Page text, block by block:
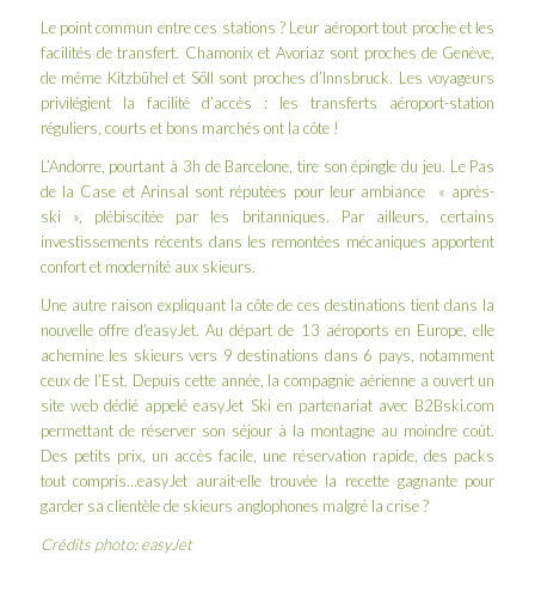
Le point commun entre ces stations ? Leur aéroport tout proche et les
facilités de transfert. Chamonix et Avoriaz sont proches de Genève,
de même Kitzbühel et Söll sont proches d’Innsbruck. Les voyageurs
privilégient la facilité d’accès : les transferts aéroport-station
réguliers, courts et bons marchés ont la côte !
L’Andorre, pourtant à 3h de Barcelone, tire son épingle du jeu. Le Pas
de la Case et Arinsal sont réputées pour leur ambiance « après-
ski », plébiscitée par les britanniques. Par ailleurs, certains
investissements récents dans les remontées mécaniques apportent
confort et modernité aux skieurs.
Une autre raison expliquant la côte de ces destinations tient dans la
nouvelle offre d’easyJet. Au départ de 13 aéroports en Europe, elle
achemine les skieurs vers 9 destinations dans 6 pays, notamment
ceux de l’Est. Depuis cette année, la compagnie aérienne a ouvert un
site web dédié appeléeasyJet Ski en partenariat avec B2Bski.com
permettant de réserver son séjour à la montagne au moindre coût.
Des petits prix, un accès facile, une réservation rapide, des packs
tout compris…easyJet aurait-elle trouvée la recette gagnante pour
garder sa clientèle de skieurs anglophones malgré la crise ?
Crédits photo: easyJet